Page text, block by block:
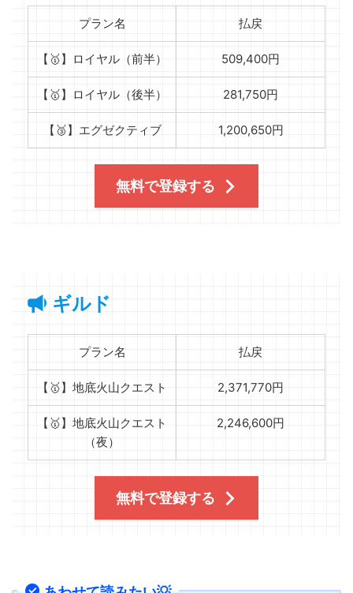
プラン名 払戻
【🥇】ロイヤル（前半） 509,400円
【🥇】ロイヤル（後半） 281,750円
【🥉】エグゼクティブ 1,200,650円
無料で登録する
ギルド
プラン名 払戻
【🥇】地底火山クエスト 2,371,770円
【🥇】地底火山クエスト
（夜）
2,246,600円
無料で登録する